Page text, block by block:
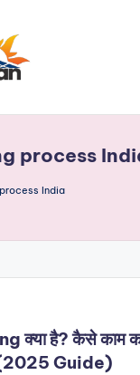
process
India
क्या है? कैसे काम
(2025 Guide)